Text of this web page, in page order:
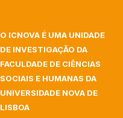
O ICNOVA É UMA UNIDADE
DE INVESTIGAÇÃO DA
FACULDADE DE CIÊNCIAS
SOCIAIS E HUMANAS DA
UNIVERSIDADE NOVA DE
LISBOA